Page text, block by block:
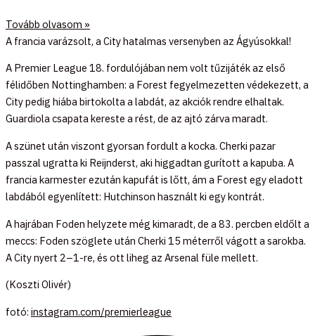
Tovább olvasom »
A francia varázsolt, a City hatalmas versenyben az Ágyúsokkal!
A Premier League 18. fordulójában nem volt tűzijáték az első
félidőben Nottinghamben: a Forest fegyelmezetten védekezett, a
City pedig hiába birtokolta a labdát, az akciók rendre elhaltak.
Guardiola csapata kereste a rést, de az ajtó zárva maradt.
A szünet után viszont gyorsan fordult a kocka. Cherki pazar
passzal ugratta ki Reijnderst, aki higgadtan gurított a kapuba. A
francia karmester ezután kapufát is lőtt, ám a Forest egy eladott
labdából egyenlített: Hutchinson használt ki egy kontrát.
A hajrában Foden helyzete még kimaradt, de a 83. percben eldőlt a
meccs: Foden szöglete után Cherki 15 méterről vágott a sarokba.
A City nyert 2–1-re, és ott liheg az Arsenal füle mellett.
(Koszti Olivér)
fotó: instagram.com/premierleague